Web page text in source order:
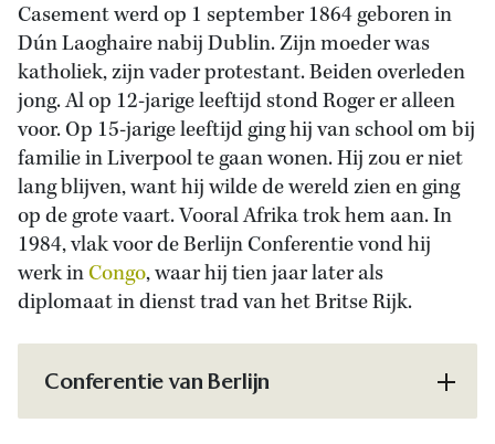
Casement werd op 1 september 1864 geboren in
Dún Laoghaire nabij Dublin. Zijn moeder was
katholiek, zijn vader protestant. Beiden overleden
jong. Al op 12-jarige leeftijd stond Roger er alleen
voor. Op 15-jarige leeftijd ging hij van school om bij
familie in Liverpool te gaan wonen. Hij zou er niet
lang blijven, want hij wilde de wereld zien en ging
op de grote vaart. Vooral Afrika trok hem aan. In
1984, vlak voor de Berlijn Conferentie vond hij
werk inCongo, waar hij tien jaar later als
diplomaat in dienst trad van het Britse Rijk.
Conferentie van Berlijn